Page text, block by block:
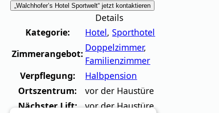
„Walchhofer’s Hotel Sportwelt“ jetzt kontaktieren
Details
Kategorie:
Hotel,Sporthotel
Zimmerangebot:
Doppelzimmer,
Familienzimmer
Verpflegung:
Halbpension
Ortszentrum:
vor der Haustüre
Nächster Lift:
vor der Haustüre